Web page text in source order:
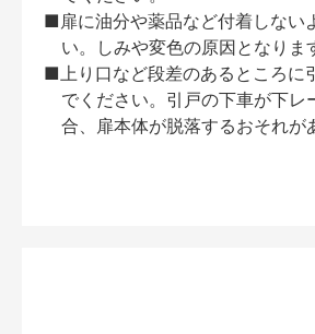
■扉に油分や薬品など付着しない
い。しみや変色の原因となりま
■上り口など段差のあるところに
でください。引戸の下車が下レ
合、扉本体が脱落するおそれが